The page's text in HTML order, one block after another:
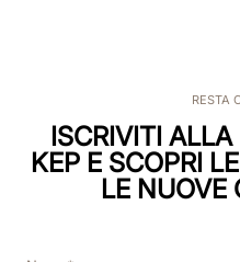
RESTA
ISCRIVITI
KEP E SCOPRI
LE NUOVE